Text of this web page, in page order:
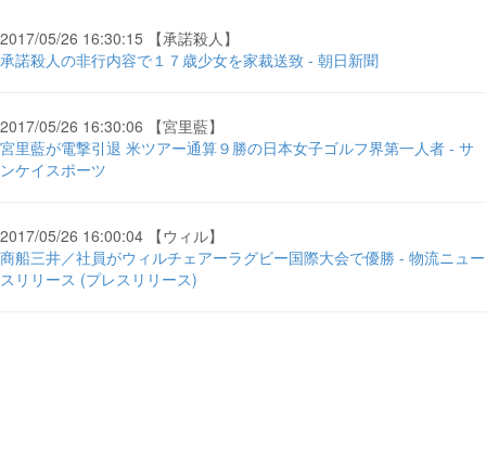
2017/05/26 16:30:15 【承諾殺人】
承諾殺人の非行内容で１７歳少女を家裁送致 - 朝日新聞
2017/05/26 16:30:06 【宮里藍】
宮里藍が電撃引退 米ツアー通算９勝の日本女子ゴルフ界第一人者 - サ
ンケイスポーツ
2017/05/26 16:00:04 【ウィル】
商船三井／社員がウィルチェアーラグビー国際大会で優勝 - 物流ニュー
スリリース (プレスリリース)